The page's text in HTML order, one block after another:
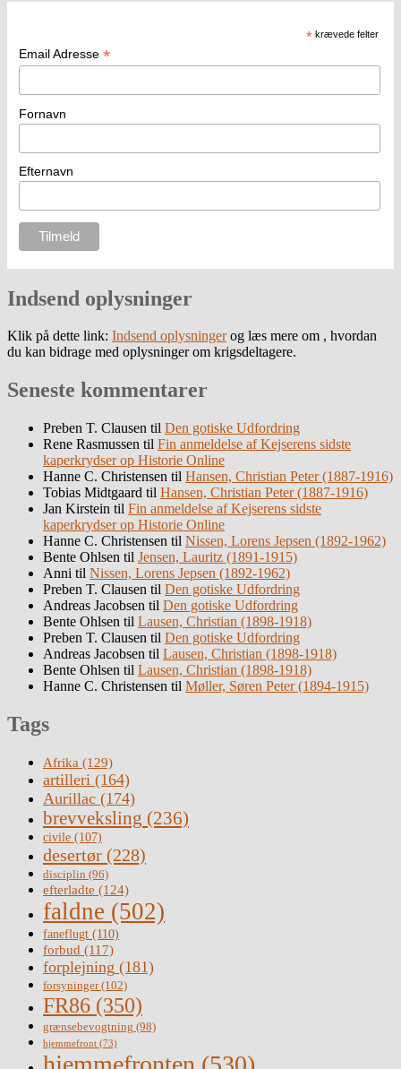
* krævede felter
Email Adresse *
Fornavn
Efternavn
Indsend oplysninger
Klik på dette link: Indsend oplysningerog læs mere om , hvordan
du kan bidrage med oplysninger om krigsdeltagere.
Seneste kommentarer
Preben T. Clausen til Den gotiske Udfordring
Rene Rasmussen til Fin anmeldelse af Kejserens sidste
kaperkrydser op Historie Online
Hanne C. Christensen til Hansen, Christian Peter (1887-1916)
Tobias Midtgaard til Hansen, Christian Peter (1887-1916)
Jan Kirstein til Fin anmeldelse af Kejserens sidste
kaperkrydser op Historie Online
Hanne C. Christensen til Nissen, Lorens Jepsen (1892-1962)
Bente Ohlsen til Jensen, Lauritz (1891-1915)
Anni til Nissen, Lorens Jepsen (1892-1962)
Preben T. Clausen til Den gotiske Udfordring
Andreas Jacobsen til Den gotiske Udfordring
Bente Ohlsen til Lausen, Christian (1898-1918)
Preben T. Clausen til Den gotiske Udfordring
Andreas Jacobsen til Lausen, Christian (1898-1918)
Bente Ohlsen til Lausen, Christian (1898-1918)
Hanne C. Christensen til Møller, Søren Peter (1894-1915)
Tags
Afrika (129)
artilleri (164)
Aurillac (174)
brevveksling (236)
civile (107)
desertør (228)
disciplin (96)
efterladte (124)
faldne (502)
faneflugt (110)
forbud (117)
forplejning (181)
forsyninger(102)
FR86 (350)
grænsebevogtning (98)
hjemmefront (73)